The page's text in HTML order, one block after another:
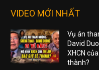
VIDEO MỚI NHẤT
Vụ án
David
XHCN
thành?